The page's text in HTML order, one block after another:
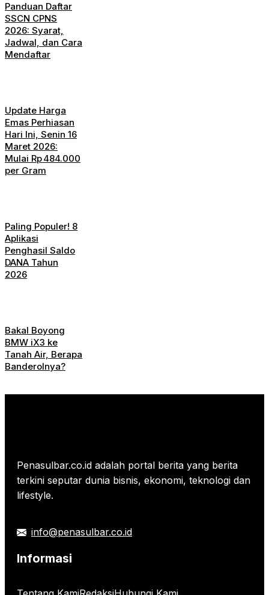
Panduan Daftar
SSCN CPNS
2026: Syarat,
Jadwal, dan Cara
Mendaftar
Update Harga
Emas Perhiasan
Hari Ini, Senin 16
Maret 2026:
Mulai Rp 484.000
per Gram
Paling Populer! 8
Aplikasi
Penghasil Saldo
DANA Tahun
2026
Bakal Boyong
BMW iX3 ke
Tanah Air, Berapa
Banderolnya?
Penasulbar.co.id adalah portal berita yang berita
terkini seputar dunia bisnis, ekonomi, teknologi dan
lifestyle.
info@penasulbar.co.id
Informasi